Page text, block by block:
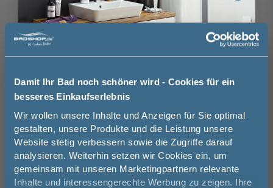
Damit Ihr Bad noch schöner wird - Cookies für ein
besseres Einkaufserlebnis
Wir wollen unsere Inhalte und Anzeigen für Sie optimal
gestalten, unsere Produkte und die Leistung unsere
Website stetig verbessern sowie die Zugriffe darauf
analysieren. Weiterhin setzen wir Cookies ein, um
gemeinsam mit unseren Marketingpartnern relevante
Inhalte und interessengerechte Werbung zu zeigen. Ihre
Eiche Dekor Klassik
(Melamin)
Caramel (Melamin)
Eiche Dekor Silber
(Melamin)
39,99 €
Stangengriff
Griff Chrom
Griff Schwarz Matt
Griffleiste Schwarz
Matt
Brauchen Sie Hilfe bei der Konfiguration?
03606 / 50 77 70
Unsere Ausstellung besuchen
Basispreis 1.539,00 €
Jetzt 50 € sparen!
Melde Sie sich hier zu unserem
Newsletter an und sparen Sie
50€* auf Ihre Bestellung!